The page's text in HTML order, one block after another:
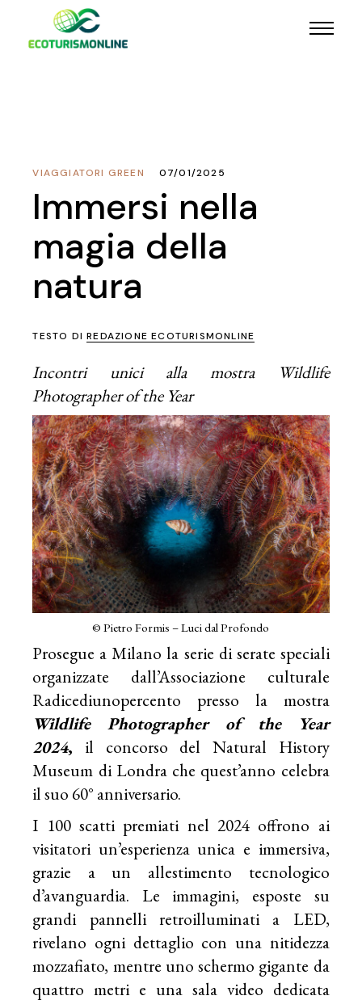
VIAGGIATORI GREEN 07/01/2025
Immersi nella
magia della
natura
TESTO DIREDAZIONE ECOTURISMONLINE
Incontri unici alla mostra Wildlife
Photographer of the Year
© Pietro Formis – Luci dal Profondo
Prosegue a Milano la serie di serate speciali
organizzate dall’Associazione culturale
Radicediunopercento presso la mostra
Wildlife Photographer of the Year
2024, il concorso del Natural History
Museum di Londra che quest’anno celebra
il suo 60° anniversario.
I 100 scatti premiati nel 2024 offrono ai
visitatori un’esperienza unica e immersiva,
grazie a un allestimento tecnologico
d’avanguardia. Le immagini, esposte su
grandi pannelli retroilluminati a LED,
rivelano ogni dettaglio con una nitidezza
mozzafiato, mentre uno schermo gigante da
quattro metri e una sala video dedicata